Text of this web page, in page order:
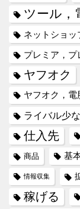
ツール，
ネットショッ
プレミア，プ
ヤフオク
ヤフオク，電
ライバル少
仕入先
商品 基
情報収集
稼げる